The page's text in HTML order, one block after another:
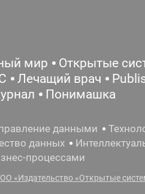
мир
Открытые
Лечащий врач
Понимашка
данными
данных
процессами
«Издательство «Открытые